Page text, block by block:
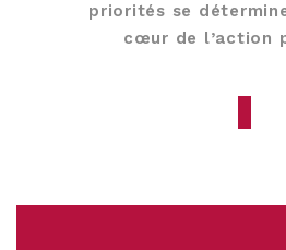
priorités se
cœur de l’action